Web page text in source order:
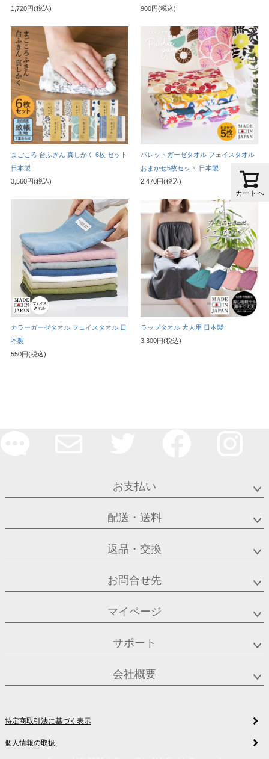
1,720円(税込)
900円(税込)
まごころ 台ふきん 真しかく 6枚 セット
日本製
3,560円(税込)
パレットガーゼタオル フェイスタオル
おまかせ5枚セット 日本製
2,470円(税込)
カラーガーゼタオル フェイスタオル 日
本製
550円(税込)
ラップタオル 大人用 日本製
3,300円(税込)
お支払い
配送・送料
返品・交換
お問合せ先
マイページ
サポート
会社概要
特定商取引法に基づく表示
個人情報の取扱
カートへ